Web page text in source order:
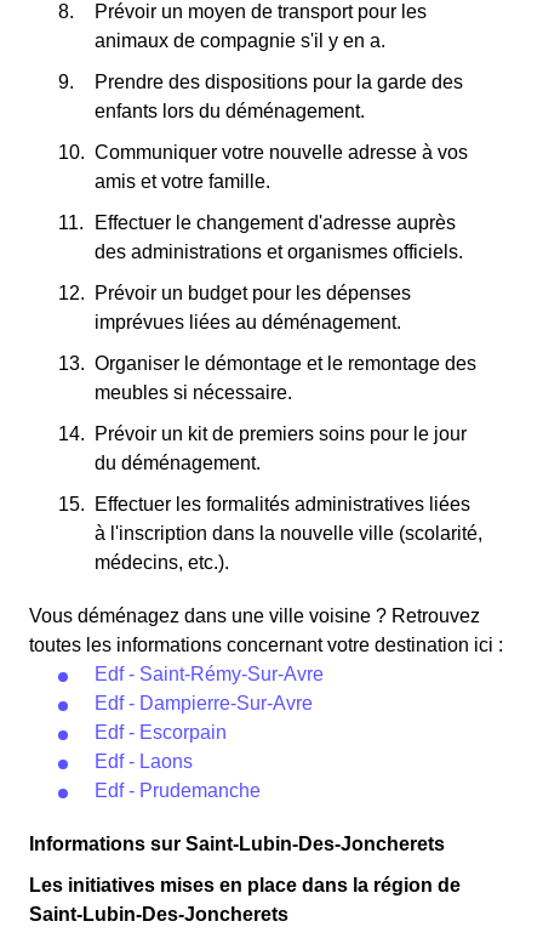
Prévoir un moyen de transport pour les
animaux de compagnie s'il y en a.
Prendre des dispositions pour la garde des
enfants lors du déménagement.
Communiquer votre nouvelle adresse à vos
amis et votre famille.
Effectuer le changement d'adresse auprès
des administrations et organismes officiels.
Prévoir un budget pour les dépenses
imprévues liées au déménagement.
Organiser le démontage et le remontage des
meubles si nécessaire.
Prévoir un kit de premiers soins pour le jour
du déménagement.
Effectuer les formalités administratives liées
à l'inscription dans la nouvelle ville (scolarité,
médecins, etc.).
Vous déménagez dans une ville voisine ? Retrouvez
toutes les informations concernant votre destination ici :
Edf - Saint-Rémy-Sur-Avre
Edf - Dampierre-Sur-Avre
Edf - Escorpain
Edf - Laons
Edf - Prudemanche
Informations sur Saint-Lubin-Des-Joncherets
Les initiatives mises en place dans la région de
Saint-Lubin-Des-Joncherets